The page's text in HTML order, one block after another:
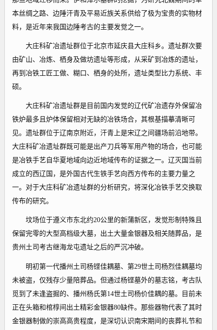
本丝绸之路、边陲汗青及平易近族关系供给了极为宝贵的实物材
料，是近年来我国边陲考古的主要发觉之一。
大庄科矿冶遗址群位于北京市延庆县大庄科乡。遗址群次要
由矿山、冶炼、栖身及做坊遗址等形成，从采矿到冶炼的遗址，
再到冶铁工匠工做、糊口、栖身的处所，遗址类型比力系统、丰
硕。
大庄科矿冶遗址群是目前国内发觉的辽代矿冶遗存外保留冶
铁炉最多且炉体保留相对无缺的冶铁场合，其根基描摹清晰可
见。遗址群位于辽南京附近，汗青上是宋辽之间疆场前沿地带。
大庄科矿冶遗址群既可能是出产刀兵等军用产物的场合，也可能
是冶铁手艺自华夏地域向边近地域传布的证据之一。辽灭国当前
成立的西辽国，是外国古代生铁手艺向西方传布的主要力量之
一。对于大庄科矿冶遗址群的分析研究，将深化冶铁手艺交换取
传布的研究。
坟场位于遵义市东北约20公里的新蒲新区，发觉形制特殊且
保留完零的大型高档级大墓，出土大量金银器及相关随葬品，是
贵州土司考古继海龙屯遗址之后的严沉冲破。
明初第一代播州土司杨铿佳耦墓、第29世土司杨烈佳耦墓均
未被盗，仅残存少量陪葬品。但通过杨铿墓外的墓志铭，考古队
觅到了未逢盗掘的、播州杨氏第14世土司杨价佳耦的墓。目前未
正在头箱和棺椁间出土精彩金银器80缺件。那些器物代表了其时
金银器制做的崇高高贵程度，是深切认识南宋期间的丧葬礼节和